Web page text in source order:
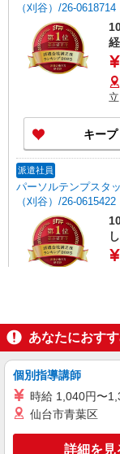
（刈谷）/26-0618714
キープ
派遣社員
パーソルテンプスタ
（刈谷）/26-0615422
キープ
派遣社員
パーソルテンプスタ
（刈谷）/26-0618132
あなたにおす
個別指導講師
時給 1,040円〜
仙台市青葉区
詳細を見